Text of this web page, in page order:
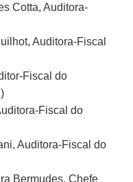
Cotta, Auditora-
Auditora-Fiscal
Fiscal do
Fiscal do
Auditora-Fiscal do
Bermudes, Chefe